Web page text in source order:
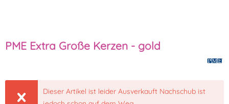
PME Extra Große Kerzen - gold
Dieser Artikel ist leider Ausverkauft Nachschub ist